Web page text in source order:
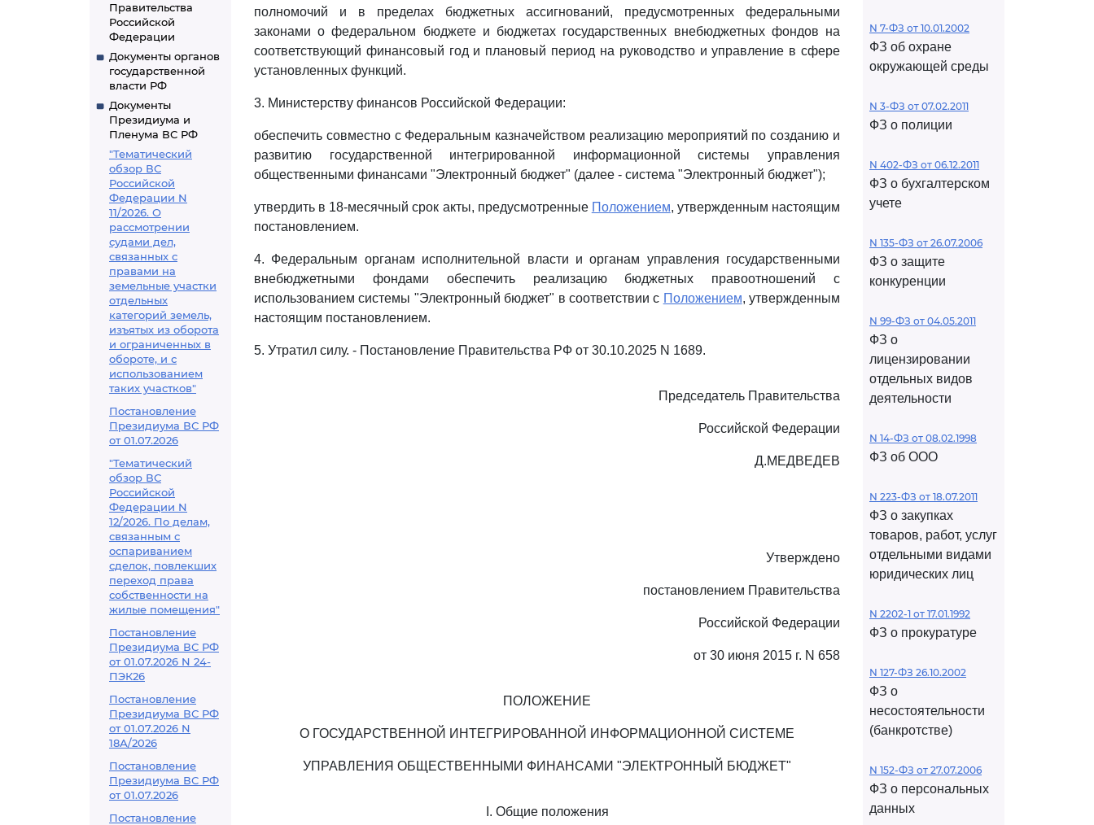
Правительства
Российской
Федерации
Документы органов
государственной
власти РФ
Документы
Президиума и
Пленума ВС РФ
"Тематический
обзор ВС
Российской
Федерации N
11/2026. О
рассмотрении
судами дел,
связанных с
правами на
земельные участки
отдельных
категорий земель,
изъятых из оборота
и ограниченных в
обороте, и с
использованием
таких участков"
Постановление
Президиума ВС РФ
от 01.07.2026
"Тематический
обзор ВС
Российской
Федерации N
12/2026. По делам,
связанным с
оспариванием
сделок, повлекших
переход права
собственности на
жилые помещения"
Постановление
Президиума ВС РФ
от 01.07.2026 N 24-
ПЭК26
Постановление
Президиума ВС РФ
от 01.07.2026 N
18А/2026
Постановление
Президиума ВС РФ
от 01.07.2026
Постановление
полномочий и в пределах бюджетных ассигнований, предусмотренных федеральными
законами о федеральном бюджете и бюджетах государственных внебюджетных фондов на
соответствующий финансовый год и плановый период на руководство и управление в сфере
установленных функций.
3. Министерству финансов Российской Федерации:
обеспечить совместно с Федеральным казначейством реализацию мероприятий по созданию и
развитию государственной интегрированной информационной системы управления
общественными финансами "Электронный бюджет" (далее - система "Электронный бюджет");
утвердить в 18-месячный срок акты, предусмотренные Положением, утвержденным настоящим
постановлением.
4. Федеральным органам исполнительной власти и органам управления государственными
внебюджетными фондами обеспечить реализацию бюджетных правоотношений с
использованием системы "Электронный бюджет" в соответствии с Положением, утвержденным
настоящим постановлением.
5. Утратил силу. - Постановление Правительства РФ от 30.10.2025 N 1689.
Председатель Правительства
Российской Федерации
Д.МЕДВЕДЕВ
Утверждено
постановлением Правительства
Российской Федерации
от 30 июня 2015 г. N 658
ПОЛОЖЕНИЕ
О ГОСУДАРСТВЕННОЙ ИНТЕГРИРОВАННОЙ ИНФОРМАЦИОННОЙ СИСТЕМЕ
УПРАВЛЕНИЯ ОБЩЕСТВЕННЫМИ ФИНАНСАМИ "ЭЛЕКТРОННЫЙ БЮДЖЕТ"
I. Общие положения
N 7-ФЗ от 10.01.2002
ФЗ об охране
окружающей среды
N 3-ФЗ от 07.02.2011
ФЗ о полиции
N 402-ФЗ от 06.12.2011
ФЗ о бухгалтерском
учете
N 135-ФЗ от 26.07.2006
ФЗ о защите
конкуренции
N 99-ФЗ от 04.05.2011
ФЗ о
лицензировании
отдельных видов
деятельности
N 14-ФЗ от 08.02.1998
ФЗ об ООО
N 223-ФЗ от 18.07.2011
ФЗ о закупках
товаров, работ, услуг
отдельными видами
юридических лиц
N 2202-1 от 17.01.1992
ФЗ о прокуратуре
N 127-ФЗ 26.10.2002
ФЗ о
несостоятельности
(банкротстве)
N 152-ФЗ от 27.07.2006
ФЗ о персональных
данных